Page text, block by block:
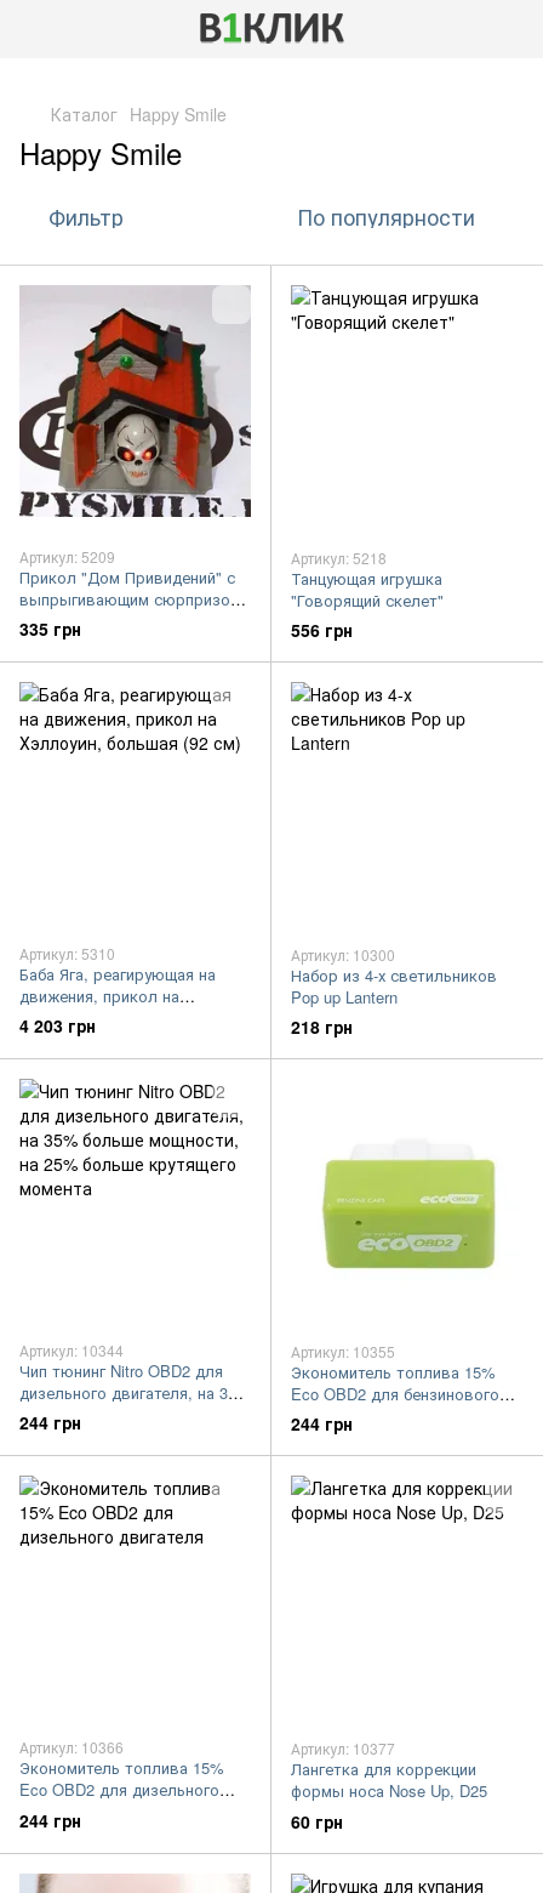
Каталог Happy Smile
Happy Smile
Фильтр По популярности
Артикул: 5209
Прикол "Дом Привидений" с
выпрыгивающим сюрпризом
(Череп)
335 грн
Артикул: 5218
Танцующая игрушка
"Говорящий скелет"
556 грн
Артикул: 5310
Баба Яга, реагирующая на
движения, прикол на
Хэллоуин, большая (92 см)
4 203 грн
Артикул: 10300
Набор из 4-х светильников
Pop up Lantern
218 грн
Артикул: 10344
Чип тюнинг Nitro OBD2 для
дизельного двигателя, на 35%
больше мощности, на 25%
больше крутящего момента
244 грн
Артикул: 10355
Экономитель топлива 15%
Eco OBD2 для бензинового
двигателя
244 грн
Артикул: 10366
Экономитель топлива 15%
Eco OBD2 для дизельного
двигателя
244 грн
Артикул: 10377
Лангетка для коррекции
формы носа Nose Up, D25
60 грн